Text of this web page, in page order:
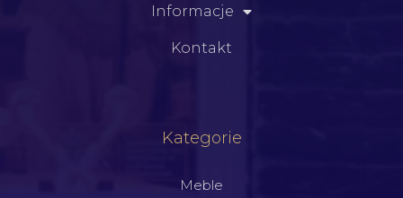
Informacje
Kontakt
Kategorie
Meble